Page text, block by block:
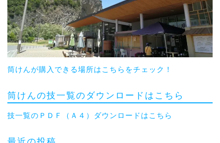
筒けんが購入できる場所はこちらをチェック！
筒けんの技一覧のダウンロードはこちら
技一覧のＰＤＦ（Ａ４）ダウンロードはこちら